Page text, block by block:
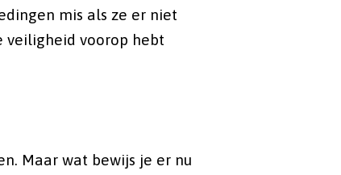
mis als ze er niet
veiligheid voorop hebt
Maar wat bewijs je er nu